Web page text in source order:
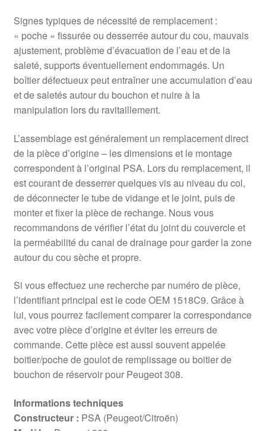
Signes typiques de nécessité de remplacement :
« poche » fissurée ou desserrée autour du cou, mauvais
ajustement, problème d’évacuation de l’eau et de la
saleté, supports éventuellement endommagés. Un
boîtier défectueux peut entraîner une accumulation d’eau
et de saletés autour du bouchon et nuire à la
manipulation lors du ravitaillement.
L’assemblage est généralement un remplacement direct
de la pièce d’origine – les dimensions et le montage
correspondent à l’original PSA. Lors du remplacement, il
est courant de desserrer quelques vis au niveau du col,
de déconnecter le tube de vidange et le joint, puis de
monter et fixer la pièce de rechange. Nous vous
recommandons de vérifier l’état du joint du couvercle et
la perméabilité du canal de drainage pour garder la zone
autour du cou sèche et propre.
Si vous effectuez une recherche par numéro de pièce,
l’identifiant principal est le code OEM 1518C9. Grâce à
lui, vous pourrez facilement comparer la correspondance
avec votre pièce d’origine et éviter les erreurs de
commande. Cette pièce est aussi souvent appelée
boitier/poche de goulot de remplissage ou boitier de
bouchon de réservoir pour Peugeot 308.
Informations techniques
Constructeur : PSA (Peugeot/Citroën)